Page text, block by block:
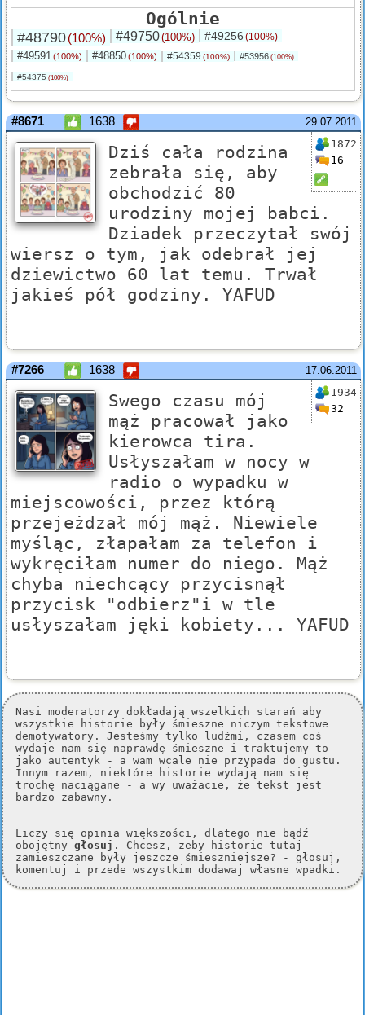
Ogólnie
#48790(100%) #49750(100%) #49256 (100%)
#49591(100%) #48850(100%) #54359 (100%) #53956 (100%)
#54375 (100%)
29.07.2011
#8671 1638
1872
16
Dziś cała rodzina
zebrała się, aby
obchodzić 80
urodziny mojej babci.
Dziadek przeczytał swój
wiersz o tym, jak odebrał jej
dziewictwo 60 lat temu. Trwał
jakieś pół godziny. YAFUD
17.06.2011
#7266 1638
1934
32
Swego czasu mój
mąż pracował jako
kierowca tira.
Usłyszałam w nocy w
radio o wypadku w
miejscowości, przez którą
przejeżdzał mój mąż. Niewiele
myśląc, złapałam za telefon i
wykręciłam numer do niego. Mąż
chyba niechcący przycisnął
przycisk "odbierz"i w tle
usłyszałam jęki kobiety... YAFUD
Nasi moderatorzy dokładają wszelkich starań aby
wszystkie historie były śmieszne niczym tekstowe
demotywatory. Jesteśmy tylko ludźmi, czasem coś
wydaje nam się naprawdę śmieszne i traktujemy to
jako autentyk - a wam wcale nie przypada do gustu.
Innym razem, niektóre historie wydają nam się
trochę naciągane - a wy uważacie, że tekst jest
bardzo zabawny.
Liczy się opinia większości, dlatego nie bądź
obojętny głosuj . Chcesz, żeby historie tutaj
zamieszczane były jeszcze śmieszniejsze? - głosuj,
komentuj i przede wszystkim dodawaj własne wpadki.